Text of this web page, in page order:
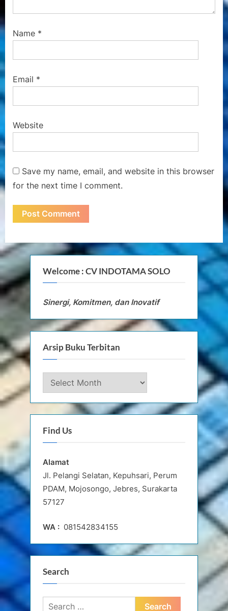
Name *
Email *
Website
Save my name, email, and website in this browser
for the next time I comment.
Welcome : CV INDOTAMA SOLO
Sinergi, Komitmen, dan Inovatif
Arsip Buku Terbitan
Arsip
Buku
Terbitan
Find Us
Alamat
Jl. Pelangi Selatan, Kepuhsari, Perum
PDAM, Mojosongo, Jebres, Surakarta
57127
WA : 081542834155
Search
Search